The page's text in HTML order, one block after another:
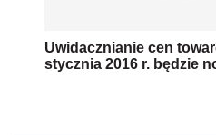
Uwidacznianie cen
stycznia 2016 r. będzie